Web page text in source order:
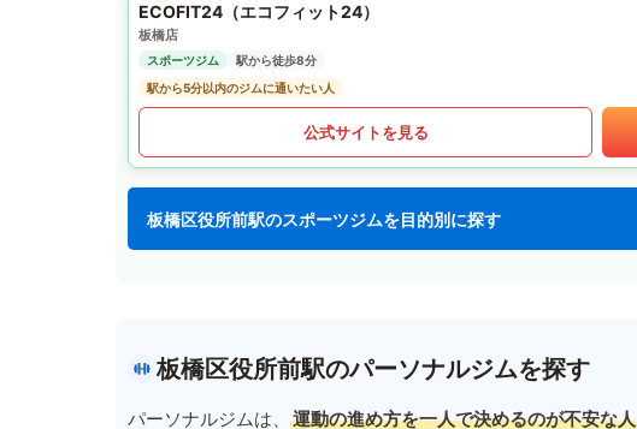
ECOFIT24（エコフィット24）
板橋店
スポーツジム
駅から徒歩8分
駅から5分以内のジムに通いたい人
公式サイトを見る
板橋区役所前駅のスポーツジムを目的別に探す
板橋区役所前駅のパーソナルジムを探す
パーソナルジムは、 運動の進め方を一人で決めるのが不安な人